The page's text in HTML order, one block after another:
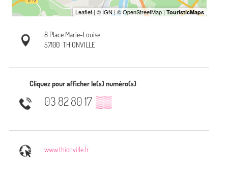
8 Place Marie-Louise
57100 THIONVILLE
Cliquez pour afficher le(s) numéro(s)
03 82 80 17 ▒▒
www.thionville.fr